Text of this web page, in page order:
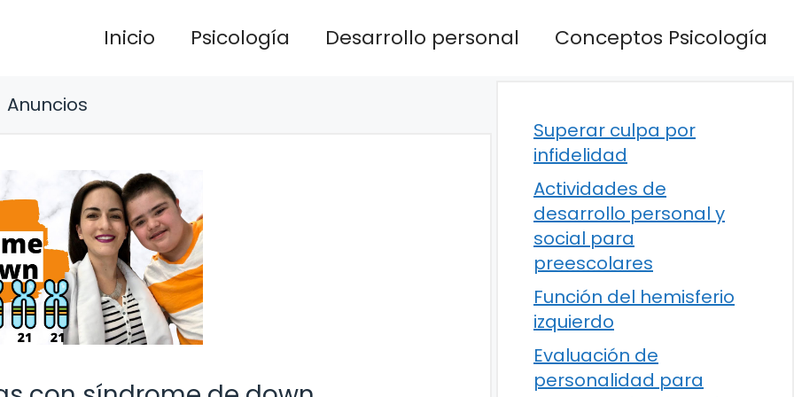
Inicio Psicología Desarrollo personal Conceptos Psicología
Anuncios
Superar culpa por
infidelidad
Actividades de
desarrollo personal y
social para
preescolares
Función del hemisferio
izquierdo
Evaluación de
personalidad para